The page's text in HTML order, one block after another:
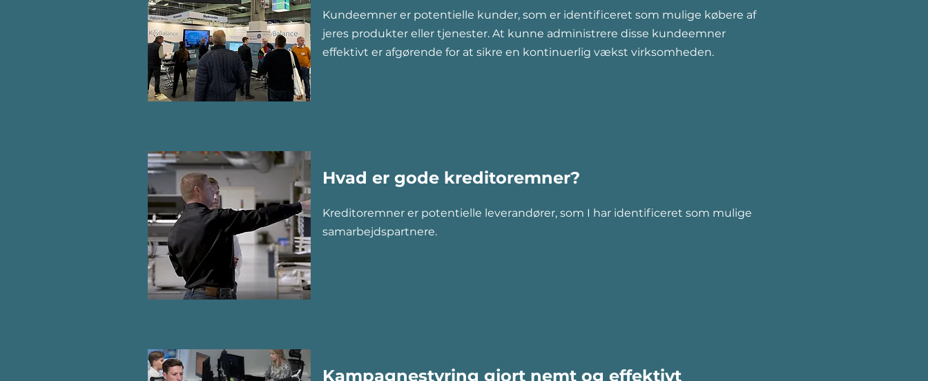
Kundeemner er potentielle kunder, som er identificeret som mulige købere af
jeres produkter eller tjenester. At kunne administrere disse kundeemner
effektivt er afgørende for at sikre en kontinuerlig vækst virksomheden.
Hvad er gode kreditoremner?
Kreditoremner er potentielle leverandører, som I har identificeret som mulige
samarbejdspartnere.
Kampagnestyring gjort nemt og effektivt